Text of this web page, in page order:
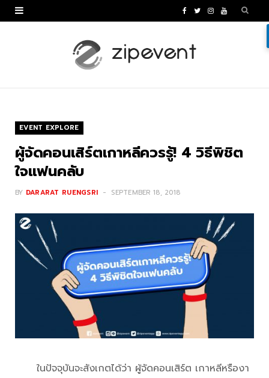
c
T I Y
EVENT EXPLORE
ผู้จัดคอนเสิร์ตเกาหลีควรรู้! 4 วิธีพิชิต
ใจแฟนคลับ
BY DARARAT RUENGSRI SEPTEMBER 18, 2018
ในปัจจุบันจะสังเกตได้ว่า ผู้จัดคอนเสิร์ต เกาหลีหรืองา